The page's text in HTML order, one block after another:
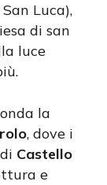
Luca),
di san
luce
la
, dove i
Castello
e